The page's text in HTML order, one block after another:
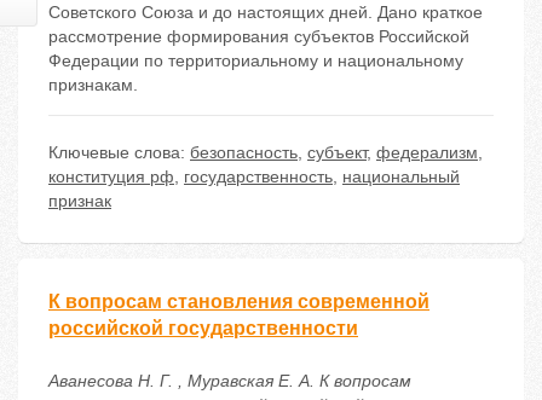
Советского Союза и до настоящих дней. Дано краткое
рассмотрение формирования субъектов Российской
Федерации по территориальному и национальному
признакам.
Ключевые слова: безопасность, субъект, федерализм,
конституция рф, государственность, национальный
признак
К вопросам становления современной
российской государственности
Аванесова Н. Г. , Муравская Е. А. К вопросам